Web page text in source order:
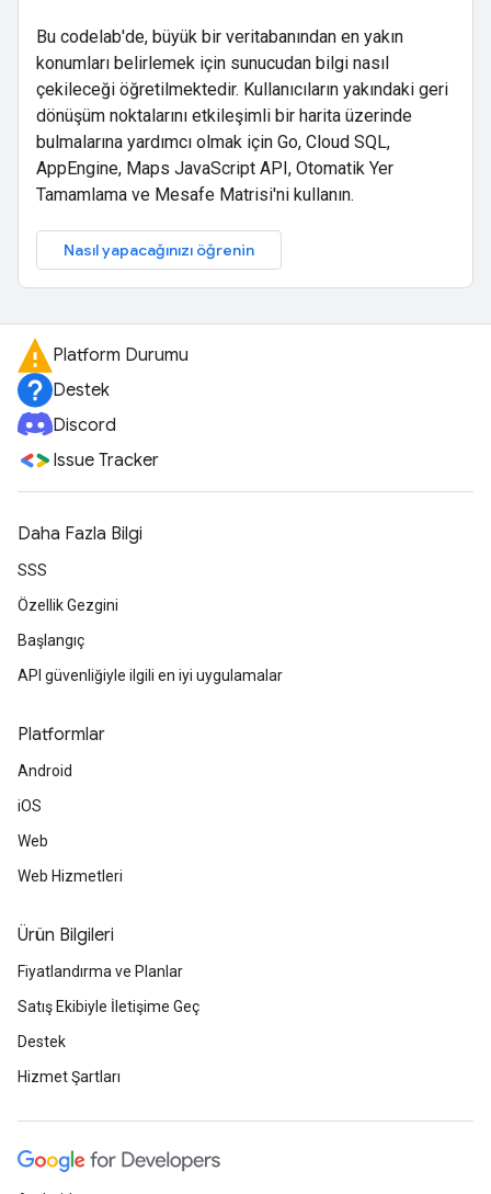
Bu codelab'de, büyük bir veritabanından en yakın
konumları belirlemek için sunucudan bilgi nasıl
çekileceği öğretilmektedir. Kullanıcıların yakındaki geri
dönüşüm noktalarını etkileşimli bir harita üzerinde
bulmalarına yardımcı olmak için Go, Cloud SQL,
AppEngine, Maps JavaScript API, Otomatik Yer
Tamamlama ve Mesafe Matrisi'ni kullanın.
Nasıl yapacağınızı öğrenin
Platform Durumu
Destek
Discord
Issue Tracker
Daha Fazla Bilgi
SSS
Özellik Gezgini
Başlangıç
API güvenliğiyle ilgili en iyi uygulamalar
Platformlar
Android
iOS
Web
Web Hizmetleri
Ürün Bilgileri
Fiyatlandırma ve Planlar
Satış Ekibiyle İletişime Geç
Destek
Hizmet Şartları